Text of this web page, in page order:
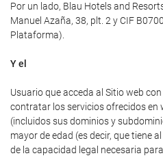
Por un lado, Blau Hotels and
Manuel Azaña, 38, plt. 2 y CIF
Plataforma).
Y el
Usuario que acceda al Sitio web
contratar los servicios ofrecidos en
(incluidos sus dominios y
mayor de edad (es decir, que tiene
de la capacidad legal necesaria